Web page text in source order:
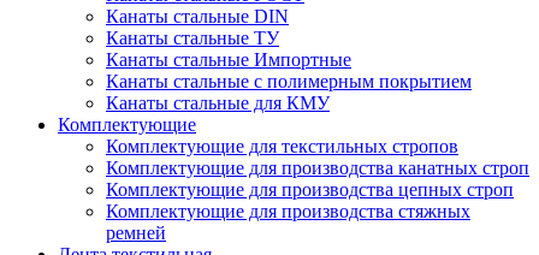
Канаты стальные DIN
Канаты стальные ТУ
Канаты стальные Импортные
Канаты стальные с полимерным покрытием
Канаты стальные для КМУ
Комплектующие
Комплектующие для текстильных стропов
Комплектующие для производства канатных строп
Комплектующие для производства цепных строп
Комплектующие для производства стяжных
ремней